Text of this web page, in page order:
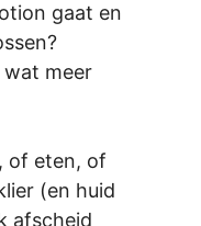
gaat en
wat meer
of eten, of
(en huid
afscheid